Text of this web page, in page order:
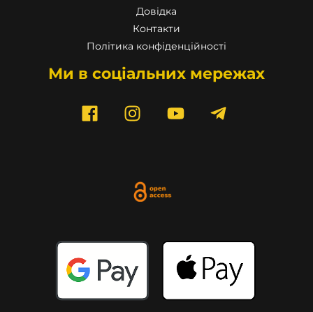
Довідка
Контакти
Політика конфіденційності
Ми в соціальних мережах